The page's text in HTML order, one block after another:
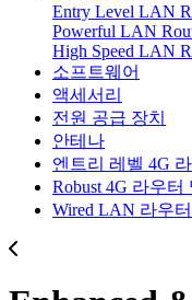
Entry Level LAN
Powerful LAN
High Speed LAN
소프트웨어
액세서리
전원 공급 장치
안테나
엔트리 레벨 4G
Robust 4G 라우터
Wired LAN 라우터